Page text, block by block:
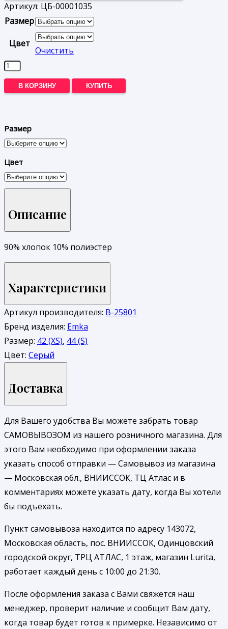
Артикул: ЦБ-00001035
Размер
Цвет
Очистить
Количество
товара
Джинсы
В КОРЗИНУ КУПИТЬ
Размер
Цвет
Описание
90% хлопок 10% полиэстер
Характеристики
Артикул производителя: В-25801
Бренд изделия: Emka
Размер: 42 (XS), 44 (S)
Цвет: Серый
Доставка
Для Вашего удобства Вы можете забрать товар
САМОВЫВОЗОМ из нашего розничного магазина. Для
этого Вам необходимо при оформлении заказа
указать способ отправки — Самовывоз из магазина
— Московская обл., ВНИИССОК, ТЦ Атлас и в
комментариях можете указать дату, когда Вы хотели
бы подъехать.
Пункт самовывоза находится по адресу 143072,
Московская область, пос. ВНИИССОК, Одинцовский
городской округ, ТРЦ АТЛАС, 1 этаж, магазин Lurita,
работает каждый день с 10:00 до 21:30.
После оформления заказа с Вами свяжется наш
менеджер, проверит наличие и сообщит Вам дату,
когда товар будет готов к примерке. Независимо от